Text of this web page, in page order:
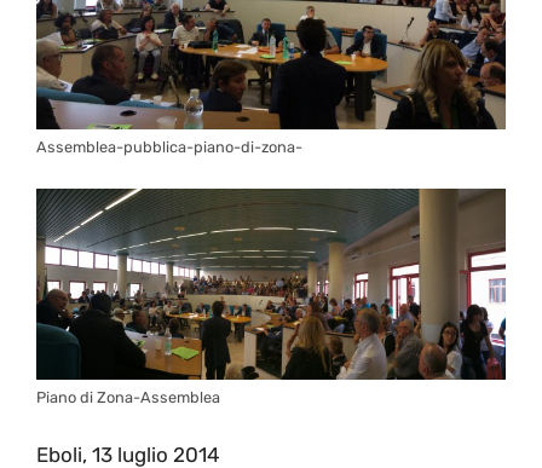
Assemblea-pubblica-piano-di-zona-
Piano di Zona-Assemblea
Eboli, 13 luglio 2014